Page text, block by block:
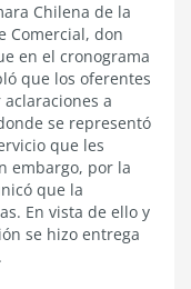
Chilena de la
Comercial, don
en el cronograma
que los oferentes
a
se representó
que les
embargo, por la
que la
En vista de ello y
se hizo entrega